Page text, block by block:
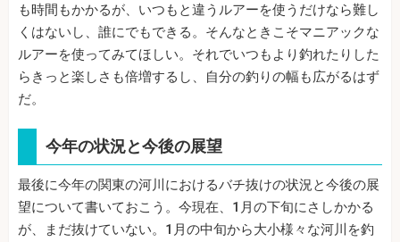
も時間もかかるが、いつもと違うルアーを使うだけなら難し
くはないし、誰にでもできる。そんなときこそマニアックな
ルアーを使ってみてほしい。それでいつもより釣れたりした
らきっと楽しさも倍増するし、自分の釣りの幅も広がるはず
だ。
今年の状況と今後の展望
最後に今年の関東の河川におけるバチ抜けの状況と今後の展
望について書いておこう。今現在、1月の下旬にさしかかる
が、まだ抜けていない。1月の中旬から大小様々な河川を釣